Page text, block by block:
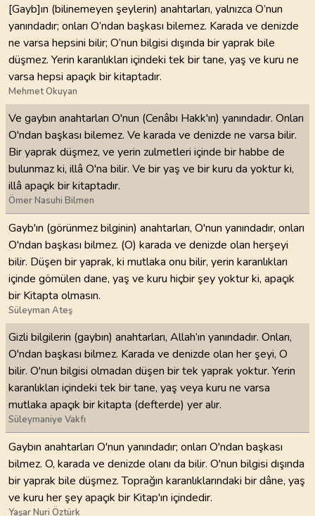
[Gayb]ın (bilinemeyen şeylerin) anahtarları, yalnızca O’nun
yanındadır; onları O’ndan başkası bilemez. Karada ve denizde
ne varsa hepsini bilir; O’nun bilgisi dışında bir yaprak bile
düşmez. Yerin karanlıkları içindeki tek bir tane, yaş ve kuru ne
varsa hepsi apaçık bir kitaptadır.
Mehmet Okuyan
Ve gaybın anahtarları O'nun (Cenâbı Hakk'ın) yanındadır. Onları
O'ndan başkası bilemez. Ve karada ve denizde ne varsa bilir.
Bir yaprak düşmez, ve yerin zulmetleri içinde bir habbe de
bulunmaz ki, illâ O'na bilir. Ve bir yaş ve bir kuru da yoktur ki,
illâ apaçık bir kitaptadır.
Ömer Nasuhi Bilmen
Gayb'ın (görünmez bilginin) anahtarları, O'nun yanındadır, onları
O'ndan başkası bilmez. (O) karada ve denizde olan herşeyi
bilir. Düşen bir yaprak, ki mutlaka onu bilir, yerin karanlıkları
içinde gömülen dane, yaş ve kuru hiçbir şey yoktur ki, apaçık
bir Kitapta olmasın.
Süleyman Ateş
Gizli bilgilerin (gaybın) anahtarları, Allah’ın yanındadır. Onları,
O'ndan başkası bilmez. Karada ve denizde olan her şeyi, O
bilir. O'nun bilgisi olmadan düşen bir tek yaprak yoktur. Yerin
karanlıkları içindeki tek bir tane, yaş veya kuru ne varsa
mutlaka apaçık bir kitapta (defterde) yer alır.
Süleymaniye Vakfı
Gaybın anahtarları O'nun yanındadır; onları O'ndan başkası
bilmez. O, karada ve denizde olanı da bilir. O'nun bilgisi dışında
bir yaprak bile düşmez. Toprağın karanlıklarındaki bir dâne, yaş
ve kuru her şey apaçık bir Kitap'ın içindedir.
Yaşar Nuri Öztürk